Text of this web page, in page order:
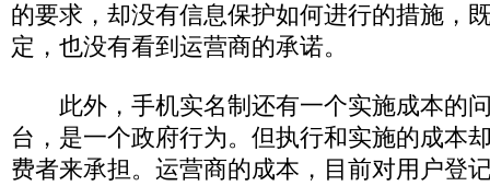
的要求，却没有信息保护如何进行的措施，
定，也没有看到运营商的承诺。
此外，手机实名制还有一个实施成本的
台，是一个政府行为。但执行和实施的成本
费者来承担。运营商的成本，目前对用户登